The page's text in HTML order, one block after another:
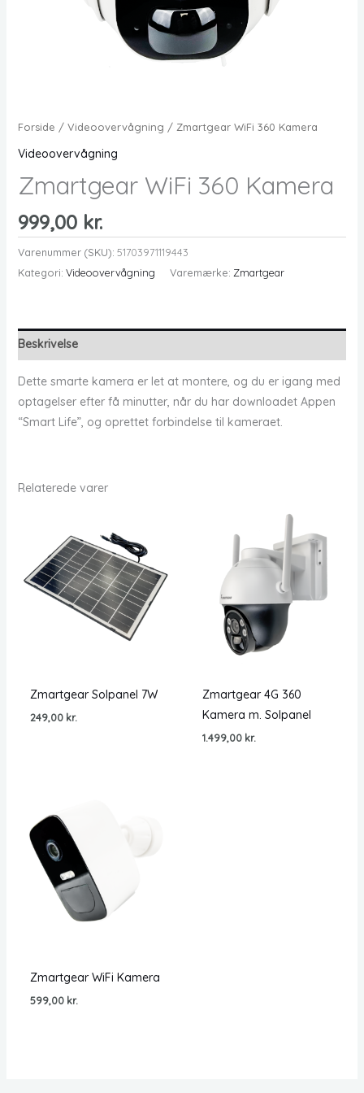
Forside / Videoovervågning / Zmartgear WiFi 360 Kamera
Videoovervågning
Zmartgear WiFi 360 Kamera
999,00 kr.
Varenummer (SKU): 51703971119443
Kategori: Videoovervågning Varemærke: Zmartgear
Beskrivelse
Dette smarte kamera er let at montere, og du er igang med
optagelser efter få minutter, når du har downloadet Appen
“Smart Life”, og oprettet forbindelse til kameraet.
Relaterede varer
Zmartgear Solpanel 7W
249,00 kr.
Zmartgear 4G 360
Kamera m. Solpanel
1.499,00 kr.
Zmartgear WiFi Kamera
599,00 kr.